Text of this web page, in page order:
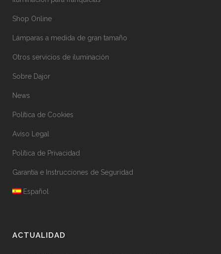
Shop Online
Lámparas a medida de gran tamaño
Otros servicios de iluminación
Sobre Dajor
News
Política de Cookies
Aviso Legal
Política de Privacidad
Garantía e Instrucciones de Seguridad
Español
ACTUALIDAD